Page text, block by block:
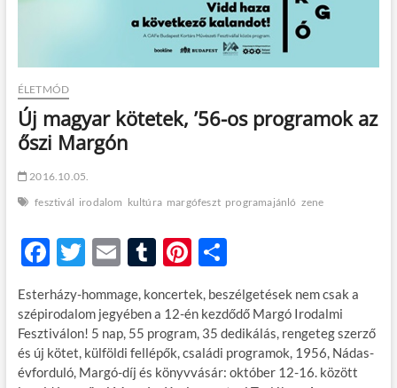
ÉLETMÓD
Új magyar kötetek, ’56-os programok az
őszi Margón
2016.10.05.
fesztivál irodalom kultúra margófeszt programajánló zene
F
ac
e
b
o
T
itt
er
E
ail
T
m
bl
r
Pi
nt
er
es
t
O
ss
za
m
e
Esterházy-hommage, koncertek, beszélgetések nem csak a
szépirodalom jegyében a 12-én kezdődő Margó Irodalmi
Fesztiválon! 5 nap, 55 program, 35 dedikálás, rengeteg szerző
és új kötet, külföldi fellépők, családi programok, 1956, Nádas-
évforduló, Margó-díj és könyvvásár: október 12-16. között